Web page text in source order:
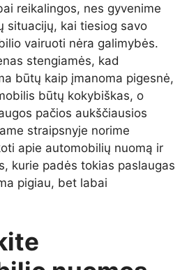
reikalingos, nes gyvenime
situacijų, kai tiesiog savo
vairuoti nėra galimybės.
stengiamės, kad
būtų kaip įmanoma pigesnė,
būtų kokybiškas, o
pačios aukščiausios
straipsnyje norime
apie automobilių nuomą ir
kurie padės tokias paslaugas
pigiau, bet labai